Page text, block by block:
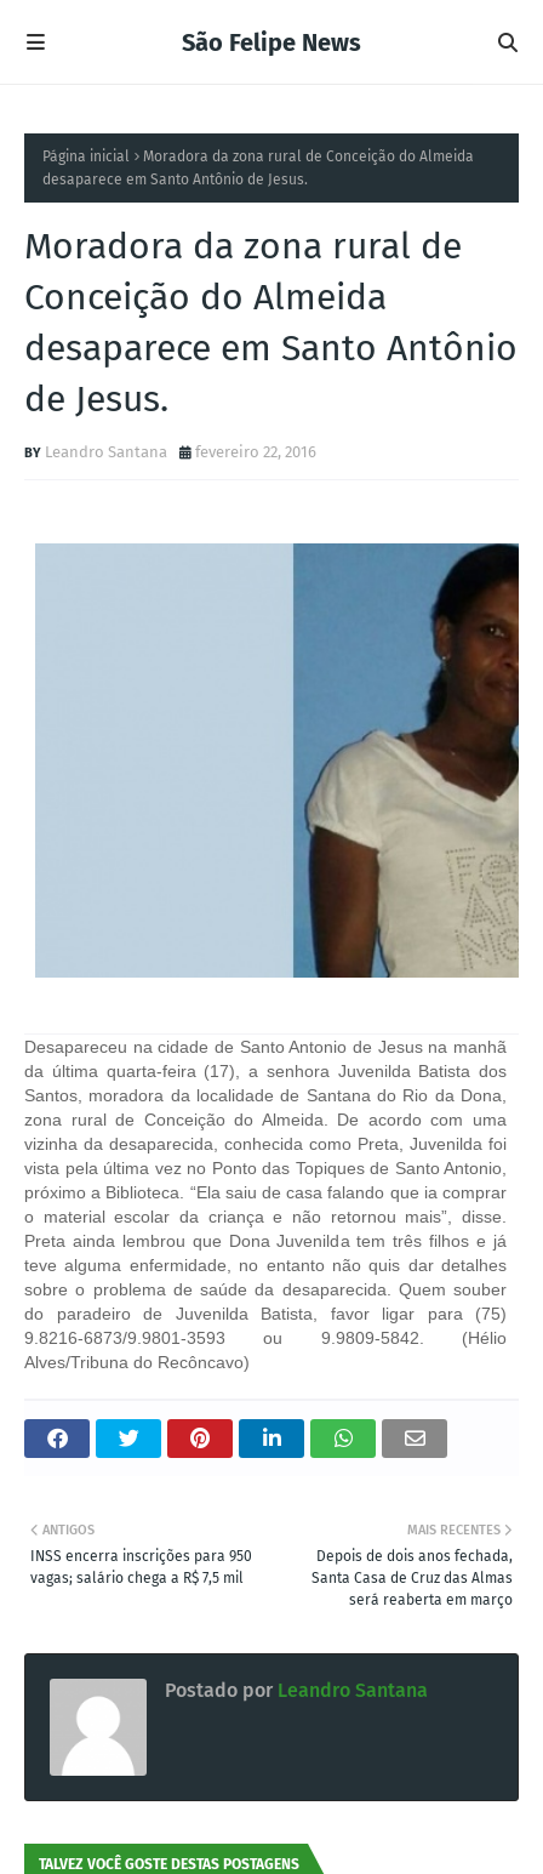
São Felipe News
Página inicial
Moradora da zona rural de Conceição do Almeida
desaparece em Santo Antônio de Jesus.
Moradora da zona rural de
Conceição do Almeida
desaparece em Santo Antônio
de Jesus.
Leandro Santana fevereiro 22, 2016
Desapareceu na cidade de Santo Antonio de Jesus na manhã
da última quarta-feira (17), a senhora Juvenilda Batista dos
Santos, moradora da localidade de Santana do Rio da Dona,
zona rural de Conceição do Almeida. De acordo com uma
vizinha da desaparecida, conhecida como Preta, Juvenilda foi
vista pela última vez no Ponto das Topiques de Santo Antonio,
próximo a Biblioteca. “Ela saiu de casa falando que ia comprar
o material escolar da criança e não retornou mais”, disse.
Preta ainda lembrou que Dona Juvenilda tem três filhos e já
teve alguma enfermidade, no entanto não quis dar detalhes
sobre o problema de saúde da desaparecida. Quem souber
do paradeiro de Juvenilda Batista, favor ligar para (75)
9.8216-6873/9.9801-3593 ou 9.9809-5842. (Hélio
Alves/Tribuna do Recôncavo)
MAIS RECENTES
Depois de dois anos fechada,
Santa Casa de Cruz das Almas
será reaberta em março
ANTIGOS
INSS encerra inscrições para 950
vagas; salário chega a R$ 7,5 mil
Postado por Leandro Santana
TALVEZ VOCÊ GOSTE DESTAS POSTAGENS